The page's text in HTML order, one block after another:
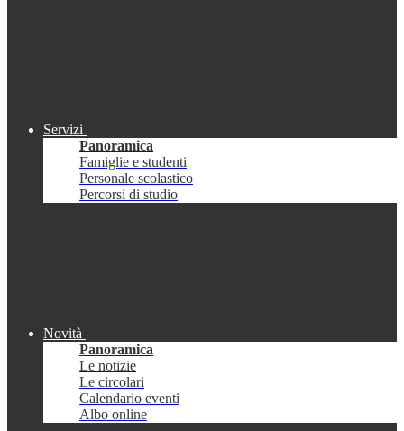
Servizi
Panoramica
Famiglie e studenti
Personale scolastico
Percorsi di studio
Novità
Panoramica
Le notizie
Le circolari
Calendario eventi
Albo online